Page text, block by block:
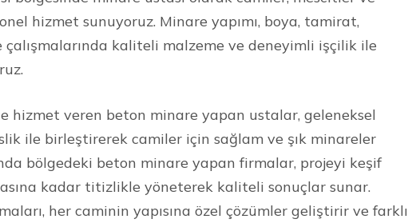
hizmet sunuyoruz. Minare yapımı, boya, tamirat,
kaliteli malzeme ve deneyimli işçilik ile
hizmet veren beton minare yapan ustalar, geleneksel
ile birleştirerek camiler için sağlam ve şık minareler
bölgedeki beton minare yapan firmalar, projeyi keşif
kadar titizlikle yöneterek kaliteli sonuçlar sunar.
her caminin yapısına özel çözümler geliştirir ve farklı